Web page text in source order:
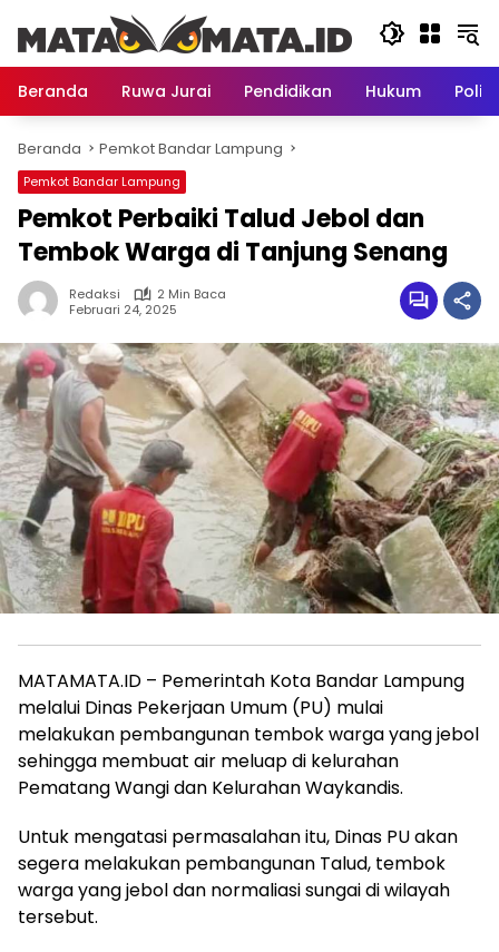
konten
Beranda
Ruwa Jurai Pendidikan Hukum
Beranda Pemkot Bandar Lampung
Pemkot Bandar Lampung
Pemkot Perbaiki Talud Jebol dan
Tembok Warga di Tanjung Senang
Redaksi
2 Min Baca
Februari 24, 2025
MATAMATA.ID – Pemerintah Kota Bandar Lampung
melalui Dinas Pekerjaan Umum (PU) mulai
melakukan pembangunan tembok warga yang jebol
sehingga membuat air meluap di kelurahan
Pematang Wangi dan Kelurahan Waykandis.
Untuk mengatasi permasalahan itu, Dinas PU akan
segera melakukan pembangunan Talud, tembok
warga yang jebol dan normaliasi sungai di wilayah
tersebut.